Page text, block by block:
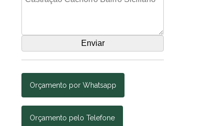
Orçamento por Whatsapp
Orçamento pelo Telefone